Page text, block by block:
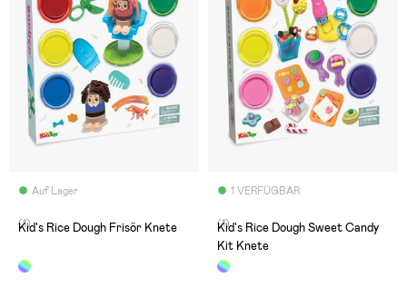
Auf Lager
(1) Kid's Rice Dough Frisör Knete
1 VERFÜGBAR
(1)
Kid's Rice Dough Sweet Candy
Kit Knete